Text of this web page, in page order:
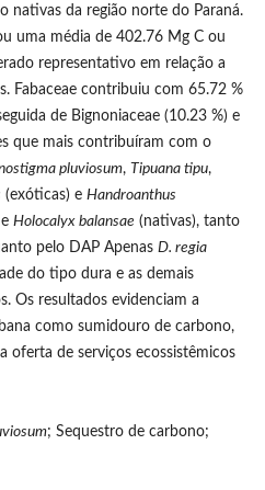
nativas da região norte do Paraná.
uma média de 402.76 Mg C ou
representativo em relação a
Fabaceae contribuiu com 65.72 %
de Bignoniaceae (10.23 %) e
que mais contribuíram com o
pluviosum, Tipuana tipu,
(exóticas) e Handroanthus
e Holocalyx balansae (nativas), tanto
pelo DAP Apenas D. regia
do tipo dura e as demais
Os resultados evidenciam a
como sumidouro de carbono,
oferta de serviços ecossistêmicos
; Sequestro de carbono;